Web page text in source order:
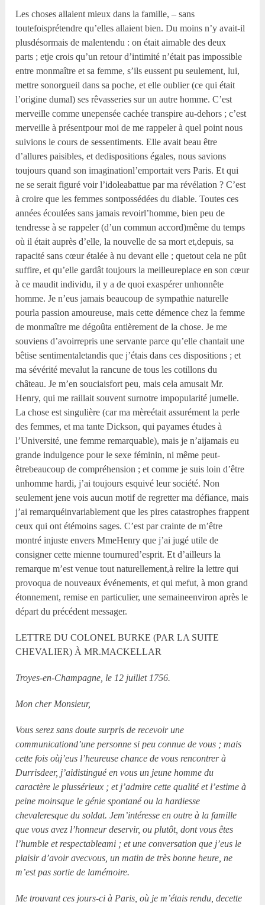
Les choses allaient mieux dans la famille, – sans
toutefoisprétendre qu’elles allaient bien. Du moins n’y avait-il
plusdésormais de malentendu : on était aimable des deux
parts ; etje crois qu’un retour d’intimité n’était pas impossible
entre monmaître et sa femme, s’ils eussent pu seulement, lui,
mettre sonorgueil dans sa poche, et elle oublier (ce qui était
l’origine dumal) ses rêvasseries sur un autre homme. C’est
merveille comme unepensée cachée transpire au-dehors ; c’est
merveille à présentpour moi de me rappeler à quel point nous
suivions le cours de sessentiments. Elle avait beau être
d’allures paisibles, et dedispositions égales, nous savions
toujours quand son imaginationl’emportait vers Paris. Et qui
ne se serait figuré voir l’idoleabattue par ma révélation ? C’est
à croire que les femmes sontpossédées du diable. Toutes ces
années écoulées sans jamais revoirl’homme, bien peu de
tendresse à se rappeler (d’un commun accord)même du temps
où il était auprès d’elle, la nouvelle de sa mort et,depuis, sa
rapacité sans cœur étalée à nu devant elle ; quetout cela ne pût
suffire, et qu’elle gardât toujours la meilleureplace en son cœur
à ce maudit individu, il y a de quoi exaspérer unhonnête
homme. Je n’eus jamais beaucoup de sympathie naturelle
pourla passion amoureuse, mais cette démence chez la femme
de monmaître me dégoûta entièrement de la chose. Je me
souviens d’avoirrepris une servante parce qu’elle chantait une
bêtise sentimentaletandis que j’étais dans ces dispositions ; et
ma sévérité mevalut la rancune de tous les cotillons du
château. Je m’en souciaisfort peu, mais cela amusait Mr.
Henry, qui me raillait souvent surnotre impopularité jumelle.
La chose est singulière (car ma mèreétait assurément la perle
des femmes, et ma tante Dickson, qui payames études à
l’Université, une femme remarquable), mais je n’aijamais eu
grande indulgence pour le sexe féminin, ni même peut-
êtrebeaucoup de compréhension ; et comme je suis loin d’être
unhomme hardi, j’ai toujours esquivé leur société. Non
seulement jene vois aucun motif de regretter ma défiance, mais
j’ai remarquéinvariablement que les pires catastrophes frappent
ceux qui ont étémoins sages. C’est par crainte de m’être
montré injuste envers MmeHenry que j’ai jugé utile de
consigner cette mienne tournured’esprit. Et d’ailleurs la
remarque m’est venue tout naturellement,à relire la lettre qui
provoqua de nouveaux événements, et qui mefut, à mon grand
étonnement, remise en particulier, une semaineenviron après le
départ du précédent messager.
LETTRE DU COLONEL BURKE (PAR LA SUITE
CHEVALIER) À MR.MACKELLAR
Troyes-en-Champagne, le 12 juillet 1756.
Mon cher Monsieur,
Vous serez sans doute surpris de recevoir une
communicationd’une personne si peu connue de vous ; mais
cette fois oùj’eus l’heureuse chance de vous rencontrer à
Durrisdeer, j’aidistingué en vous un jeune homme du
caractère le plussérieux ; et j’admire cette qualité et l’estime à
peine moinsque le génie spontané ou la hardiesse
chevaleresque du soldat. Jem’intéresse en outre à la famille
que vous avez l’honneur deservir, ou plutôt, dont vous êtes
l’humble et respectableami ; et une conversation que j’eus le
plaisir d’avoir avecvous, un matin de très bonne heure, ne
m’est pas sortie de lamémoire.
Me trouvant ces jours-ci à Paris, où je m’étais rendu, decette